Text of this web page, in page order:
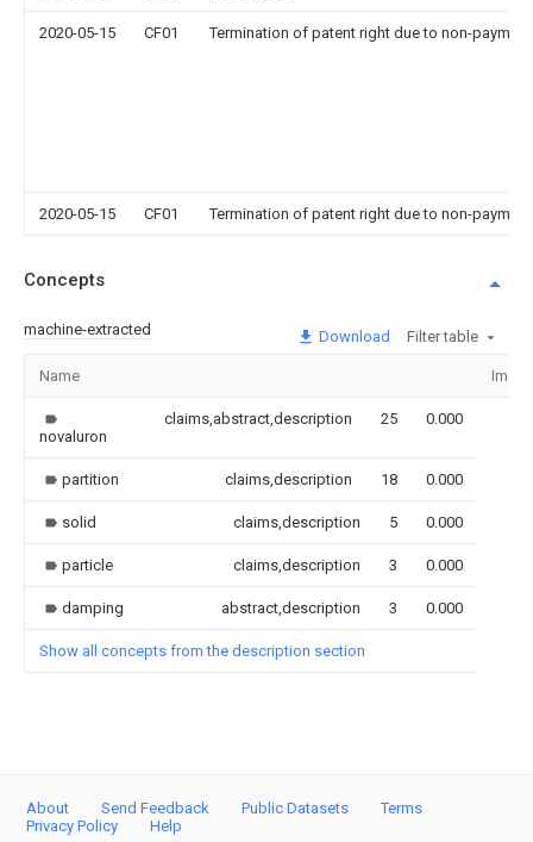
2020-05-15 CF01 Termination of patent right due to non-
2020-05-15 CF01 Termination of patent right due to non-
Concepts
machine-extracted Download Filter table
Name Image
novaluron
claims,abstract,description 25 0.000
partition claims,description 18 0.000
solid claims,description 5 0.000
particle claims,description 3 0.000
damping abstract,description 3 0.000
Show all concepts from the description section
About Send Feedback Public Datasets
Terms
Privacy Policy
Help